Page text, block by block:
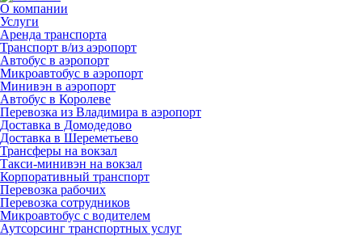
О компании
Услуги
Аренда транспорта
Транспорт в/из аэропорт
Автобус в аэропорт
Микроавтобус в аэропорт
Минивэн в аэропорт
Автобус в Королеве
Перевозка из Владимира в аэропорт
Доставка в Домодедово
Доставка в Шереметьево
Трансферы на вокзал
Такси-минивэн на вокзал
Корпоративный транспорт
Перевозка рабочих
Перевозка сотрудников
Микроавтобус с водителем
Аутсорсинг транспортных услуг